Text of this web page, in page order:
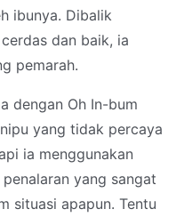
ibunya. Dibalik
dan baik, ia
pemarah.
dengan Oh In-bum
yang tidak percaya
ia menggunakan
yang sangat
situasi apapun. Tentu